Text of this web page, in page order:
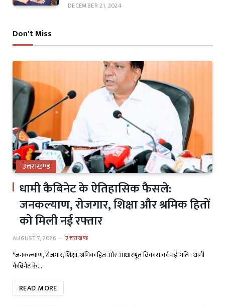
DECEMBER 21, 2024
Don't Miss
उत्तराखण्ड
धामी कैबिनेट के ऐतिहासिक फैसले:
जनकल्याण, रोजगार, शिक्षा और श्रमिक हितों
को मिली नई रफ्तार
AUGUST 7, 2026 उत्तराखण्ड
*जनकल्याण, रोजगार, शिक्षा, श्रमिक हित और आधारभूत विकास को नई गति : धामी
कैबिनेट के…
READ MORE